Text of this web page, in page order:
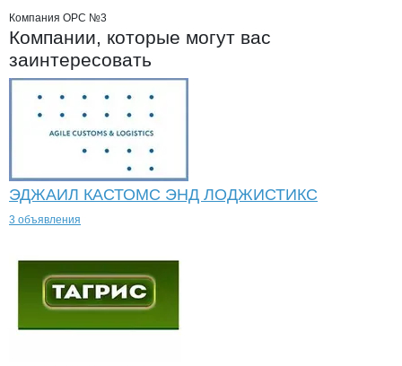
Компания ОРС №3
Компании, которые могут вас
заинтересовать
ЭДЖАИЛ КАСТОМС ЭНД ЛОДЖИСТИКС
3 объявления